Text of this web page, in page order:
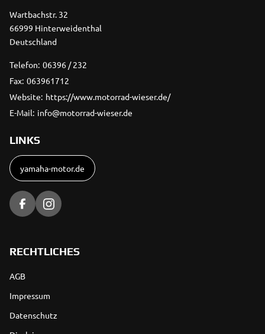
Wartbachstr. 32
66999 Hinterweidenthal
Deutschland
Telefon: 06396 / 232
Fax: 063961712
Website: https://www.motorrad-wieser.de/
E-Mail: info@motorrad-wieser.de
LINKS
yamaha-motor.de
RECHTLICHES
AGB
Impressum
Datenschutz